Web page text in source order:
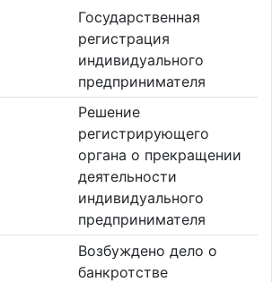
Государственная
регистрация
индивидуального
предпринимателя
Решение
регистрирующего
органа о прекращении
деятельности
индивидуального
предпринимателя
Возбуждено дело о
банкротстве